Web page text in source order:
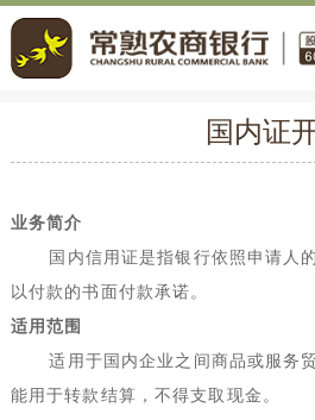
国内证
业务简介
国内信用证是指银行依照申请人
以付款的书面付款承诺。
适用范围
适用于国内企业之间商品或服务
能用于转款结算，不得支取现金。